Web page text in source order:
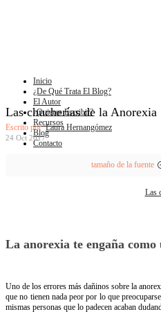
Inicio
¿De Qué Trata El Blog?
El Autor
¿Quieres Escribir?
Recursos
Blog
Contacto
Las chucherías de la Anorexia
Escrito por Laura Hernangómez
24 Oct 2017
tamaño de la fuente
Las
La anorexia te engaña como
Uno​ ​de​ ​los​ ​errores​ ​más​ ​dañinos​ ​sobre​ ​la​
​que​ ​no tienen​ ​nada​ ​peor​ ​por​ ​lo​ ​que​
mismas​ ​personas​ ​que lo​ ​padecen​ ​acaban​